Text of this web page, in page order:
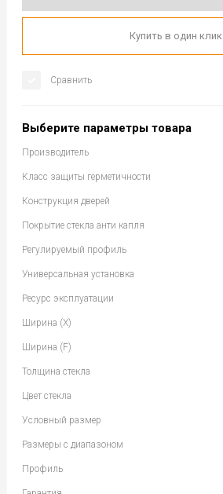
Купить в один клик
Сравнить
Выберите параметры товара
Производитель
Класс защиты герметичности
Конструкция дверей
Покрытие стекла анти капля
Регулируемый профиль
Универсальная установка
Ресурс эксплуатации
Ширина (Х)
Ширина (F)
Толщина стекла
Цвет стекла
Условный размер
Размеры с диапазоном
Профиль